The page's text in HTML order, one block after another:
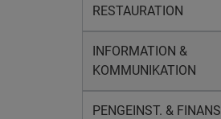
RESTAURATION
INFORMATION &
KOMMUNIKATION
PENGEINST. & FINANS